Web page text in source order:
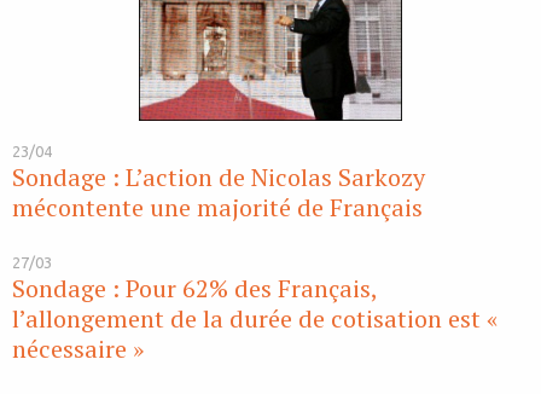
23/04
Sondage : L’action de Nicolas Sarkozy
mécontente une majorité de Français
27/03
Sondage : Pour 62% des Français,
l’allongement de la durée de cotisation est «
nécessaire »